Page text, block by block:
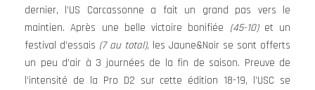
dernier, l’US Carcassonne a fait un grand pas vers le
maintien. Après une belle victoire bonifiée (45-10) et un
festival d’essais (7 au total), les Jaune&Noir se sont offerts
un peu d’air à 3 journées de la fin de saison. Preuve de
l’intensité de la Pro D2 sur cette édition 18-19, l’USC se